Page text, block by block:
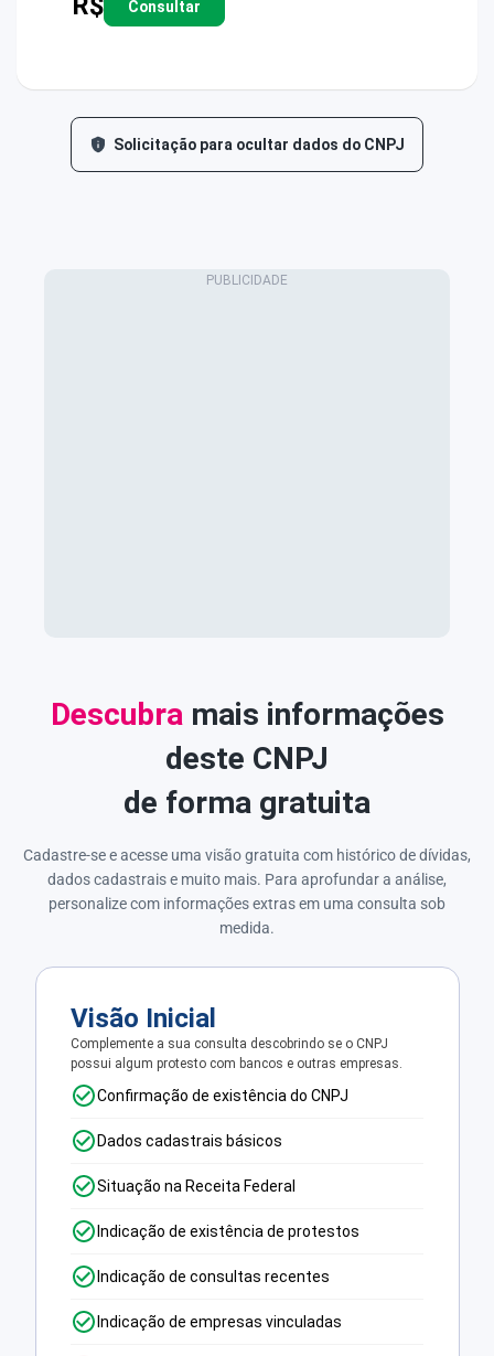
Consultar
Solicitação para ocultar dados do CNPJ
Descubramais informações
deste CNPJ
de forma gratuita
Cadastre-se e acesse uma visão gratuita com histórico de dívidas,
dados cadastrais e muito mais. Para aprofundar a análise,
personalize com informações extras em uma consulta sob
medida.
Visão Inicial
Complemente a sua consulta descobrindo se o CNPJ
possui algum protesto com bancos e outras empresas.
Confirmação de existência do CNPJ
Dados cadastrais básicos
Situação na Receita Federal
Indicação de existência de protestos
Indicação de consultas recentes
Indicação de empresas vinculadas